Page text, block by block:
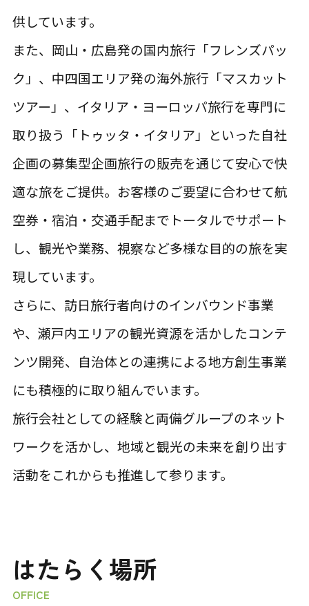
供しています。
また、岡山・広島発の国内旅行「フレンズパッ
ク」、中四国エリア発の海外旅行「マスカット
ツアー」、イタリア・ヨーロッパ旅行を専門に
取り扱う「トゥッタ・イタリア」といった自社
企画の募集型企画旅行の販売を通じて安心で快
適な旅をご提供。お客様のご要望に合わせて航
空券・宿泊・交通手配までトータルでサポート
し、観光や業務、視察など多様な目的の旅を実
現しています。
さらに、訪日旅行者向けのインバウンド事業
や、瀬戸内エリアの観光資源を活かしたコンテ
ンツ開発、自治体との連携による地方創生事業
にも積極的に取り組んでいます。
旅行会社としての経験と両備グループのネット
ワークを活かし、地域と観光の未来を創り出す
活動をこれからも推進して参ります。
はたらく場所
OFFICE